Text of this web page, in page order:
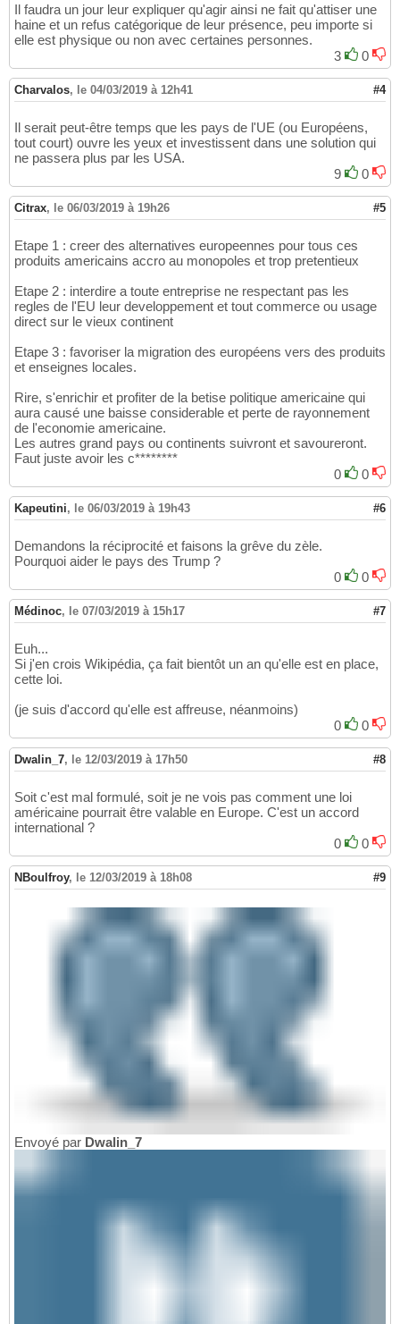
Il faudra un jour leur expliquer qu'agir ainsi ne fait qu'attiser une
haine et un refus catégorique de leur présence, peu importe si
elle est physique ou non avec certaines personnes.
3
0
Charvalos, le 04/03/2019 à 12h41 #4
Il serait peut-être temps que les pays de l'UE (ou Européens,
tout court) ouvre les yeux et investissent dans une solution qui
ne passera plus par les USA.
9
0
Citrax, le 06/03/2019 à 19h26 #5
Etape 1 : creer des alternatives europeennes pour tous ces
produits americains accro au monopoles et trop pretentieux
Etape 2 : interdire a toute entreprise ne respectant pas les
regles de l'EU leur developpement et tout commerce ou usage
direct sur le vieux continent
Etape 3 : favoriser la migration des européens vers des produits
et enseignes locales.
Rire, s'enrichir et profiter de la betise politique americaine qui
aura causé une baisse considerable et perte de rayonnement
de l'economie americaine.
Les autres grand pays ou continents suivront et savoureront.
Faut juste avoir les c********
0
0
Kapeutini, le 06/03/2019 à 19h43 #6
Demandons la réciprocité et faisons la grêve du zèle.
Pourquoi aider le pays des Trump ?
0
0
Médinoc, le 07/03/2019 à 15h17 #7
Euh...
Si j'en crois Wikipédia, ça fait bientôt un an qu'elle est en place,
cette loi.
(je suis d'accord qu'elle est affreuse, néanmoins)
0
0
Dwalin_7, le 12/03/2019 à 17h50 #8
Soit c'est mal formulé, soit je ne vois pas comment une loi
américaine pourrait être valable en Europe. C'est un accord
international ?
0
0
NBoulfroy, le 12/03/2019 à 18h08 #9
Envoyé par Dwalin_7